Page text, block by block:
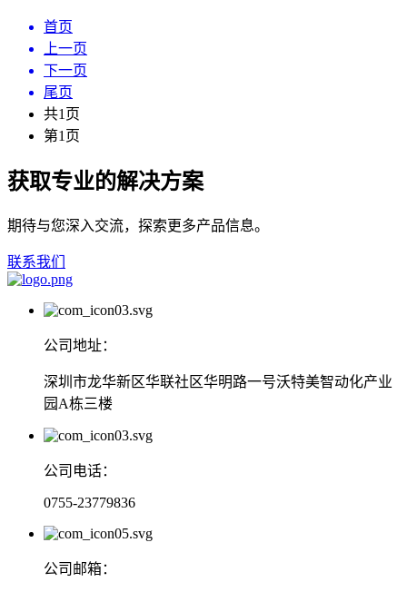
首页
上一页
下一页
尾页
共1页
第1页
获取专业的解决方案
期待与您深入交流，探索更多产品信息。
联系我们
公司地址：
深圳市龙华新区华联社区华明路一号沃特美智动化产业
园A栋三楼
公司电话：
0755-23779836
公司邮箱：